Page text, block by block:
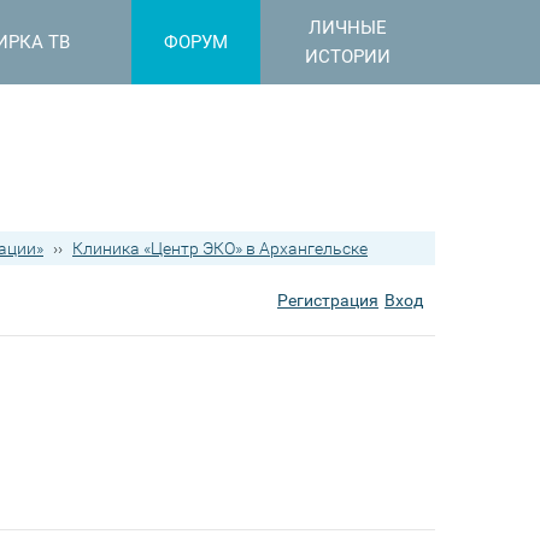
ТВ ФОРУМ
ЛИЧНЫЕ
ИСТОРИИ
›› Клиника «Центр ЭКО» в Архангельске
Регистрация Вход